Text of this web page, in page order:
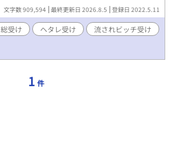
文字数 909,594 最終更新日 2026.8.5 登録日 2022.5.11
総受け ヘタレ受け
流されビッチ受け
1 件